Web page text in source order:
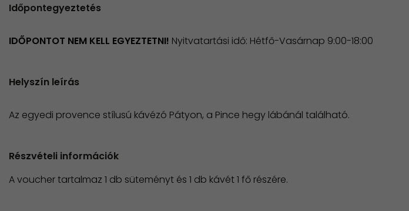
Időpontegyeztetés
IDŐPONTOT NEM KELL EGYEZTETNI! Nyitvatartási idő: Hétfő-Vasárnap 9:00-18:00
Helyszín leírás
Az egyedi provence stílusú kávézó Pátyon, a Pince hegy lábánál található.
Részvételi információk
A voucher tartalmaz 1 db süteményt és 1 db kávét 1 fő részére.